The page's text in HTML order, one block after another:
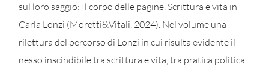
sul loro saggio: Il corpo delle pagine. Scrittura e vita in
Carla Lonzi (Moretti&Vitali, 2024). Nel volume una
rilettura del percorso di Lonzi in cui risulta evidente il
nesso inscindibile tra scrittura e vita, tra pratica politica